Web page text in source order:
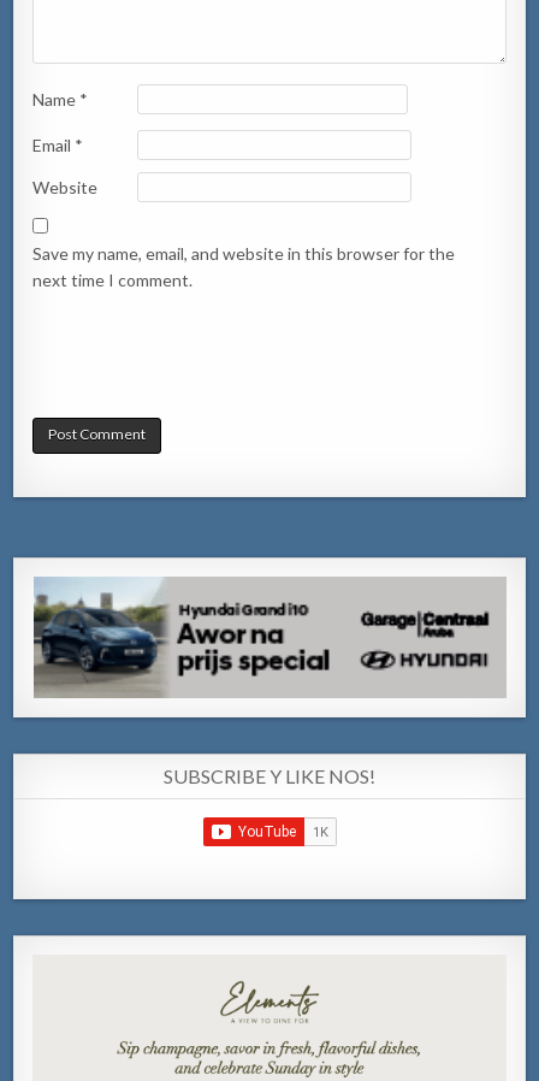
Name *
Email *
Website
Save my name, email, and website in this browser for the
next time I comment.
SUBSCRIBE Y LIKE NOS!